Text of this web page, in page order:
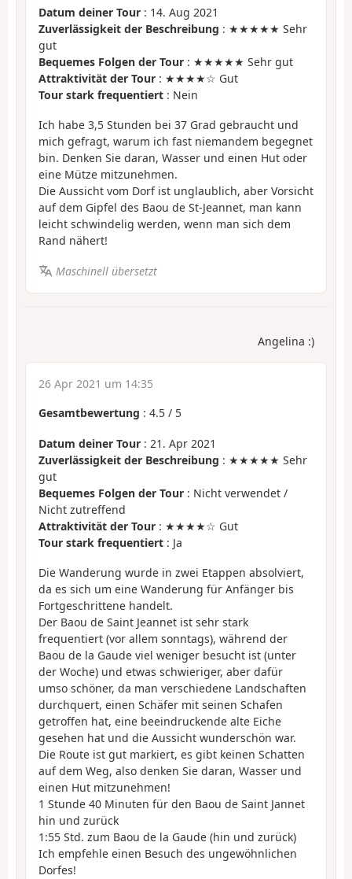
Datum deiner Tour : 14. Aug 2021
Zuverlässigkeit der Beschreibung : ★★★★★ Sehr
gut
Bequemes Folgen der Tour : ★★★★★ Sehr gut
Attraktivität der Tour : ★★★★☆ Gut
Tour stark frequentiert : Nein
Ich habe 3,5 Stunden bei 37 Grad gebraucht und
mich gefragt, warum ich fast niemandem begegnet
bin. Denken Sie daran, Wasser und einen Hut oder
eine Mütze mitzunehmen.
Die Aussicht vom Dorf ist unglaublich, aber Vorsicht
auf dem Gipfel des Baou de St-Jeannet, man kann
leicht schwindelig werden, wenn man sich dem
Rand nähert!
Maschinell übersetzt
Angelina :)
26 Apr 2021 um 14:35
Gesamtbewertung : 4.5 / 5
Datum deiner Tour : 21. Apr 2021
Zuverlässigkeit der Beschreibung : ★★★★★ Sehr
gut
Bequemes Folgen der Tour : Nicht verwendet /
Nicht zutreffend
Attraktivität der Tour : ★★★★☆ Gut
Tour stark frequentiert : Ja
Die Wanderung wurde in zwei Etappen absolviert,
da es sich um eine Wanderung für Anfänger bis
Fortgeschrittene handelt.
Der Baou de Saint Jeannet ist sehr stark
frequentiert (vor allem sonntags), während der
Baou de la Gaude viel weniger besucht ist (unter
der Woche) und etwas schwieriger, aber dafür
umso schöner, da man verschiedene Landschaften
durchquert, einen Schäfer mit seinen Schafen
getroffen hat, eine beeindruckende alte Eiche
gesehen hat und die Aussicht wunderschön war.
Die Route ist gut markiert, es gibt keinen Schatten
auf dem Weg, also denken Sie daran, Wasser und
einen Hut mitzunehmen!
1 Stunde 40 Minuten für den Baou de Saint Jannet
hin und zurück
1:55 Std. zum Baou de la Gaude (hin und zurück)
Ich empfehle einen Besuch des ungewöhnlichen
Dorfes!